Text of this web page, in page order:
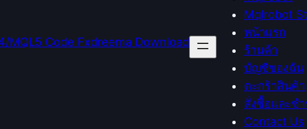
Mqlrobot
หน้าแรก
ร้านค้า
บัญชีของฉัน
ตะกร้าสินค้า
สั่งซื้อและชำ
Contact Us